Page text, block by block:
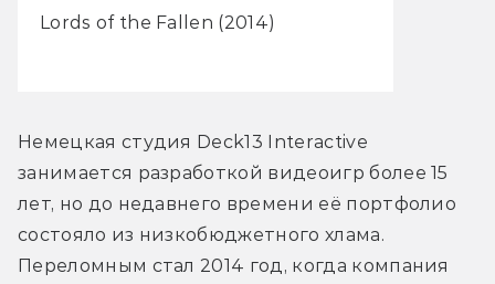
Lords of the Fallen (2014)
Немецкая студия Deck13 Interactive
занимается разработкой видеоигр более 15
лет, но до недавнего времени её портфолио
состояло из низкобюджетного хлама.
Переломным стал 2014 год, когда компания